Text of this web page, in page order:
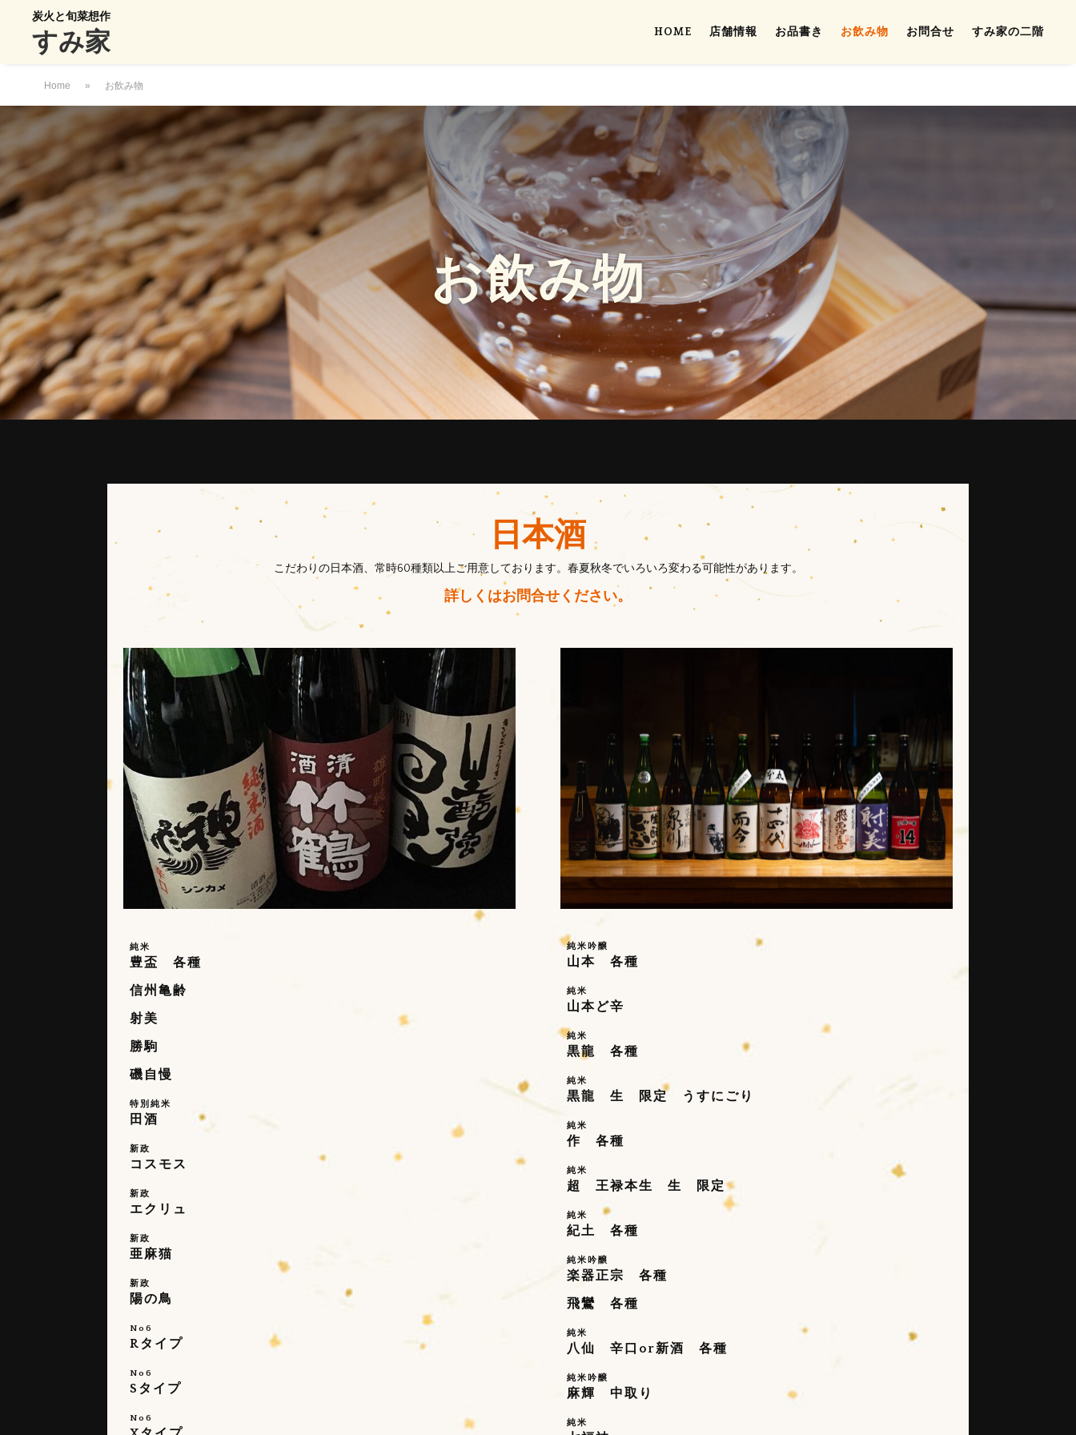
炭火と旬菜想作
すみ家 HOME 店舗情報 お品書き お飲み物 お問合せ すみ家の二階
Home » お飲み物
お飲み物
日本酒
こだわりの日本酒、常時60種類以上ご用意しております。 春夏秋冬でいろいろ変わる可能性があります。
詳しくはお問合せください。
純米
豊盃 各種
信州亀齢
射美
勝駒
磯自慢
特別純米
田酒
新政
コスモス
新政
エクリュ
新政
亜麻猫
新政
陽の鳥
No6
Rタイプ
No6
Sタイプ
No6
純米吟醸
山本 各種
純米
山本ど辛
純米
黒龍 各種
純米
黒龍 生 限定 うすにごり
純米
作 各種
純米
超 王禄本生 生 限定
純米
紀土 各種
純米吟醸
楽器正宗 各種
飛鸞 各種
純米
八仙 辛口or新酒 各種
純米吟醸
麻輝 中取り
純米